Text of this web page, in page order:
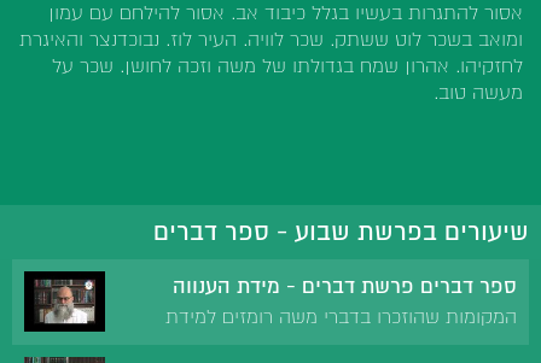
אסור להתגרות בעשיו בגלל כיבוד אב. אסור להילחם עם עמון
ומואב בשכר לוט ששתק. שכר לוויה. העיר לוז. נבוכדנצר והאיגרת
לחזקיהו. אהרון שמח בגדולתו של משה וזכה לחושן. שכר על
מעשה טוב.
שיעורים בפרשת שבוע - ספר דברים
ספר דברים פרשת דברים - מידת הענווה
המקומות שהוזכרו בדברי משה רומזים למידת